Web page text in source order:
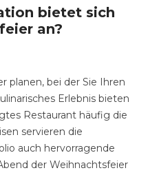
bietet sich
an?
planen, bei der Sie Ihren
Erlebnis bieten
Restaurant häufig die
servieren die
auch hervorragende
der Weihnachtsfeier